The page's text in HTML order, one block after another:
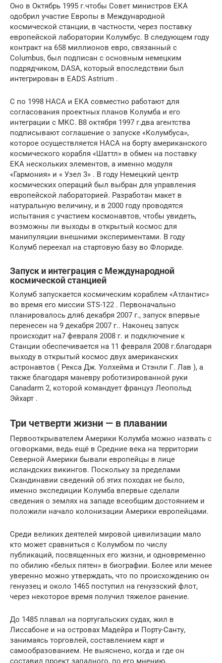
Оно в Октябрь 1995 г.чтобы Совет министров ЕКА
одобрил участие Европы в Международной
космической станции, в частности, через поставку
европейской лаборатории Колумбус. В следующем году
контракт на 658 миллионов евро, связанный с
Columbus, был подписан с основным немецким
подрядчиком, DASA, который впоследствии был
интегрирован в EADS Astrium .
С по 1998 НАСА и ЕКА совместно работают для
согласования проектных планов Колумба и его
интеграции с МКС. В8 октября 1997 г.два агентства
подписывают соглашение о запуске «Колумбуса»,
которое осуществляется НАСА на борту американского
космического корабля «Шаттл» в обмен на поставку
ЕКА нескольких элементов, а именно модуля
«Гармония» и « Узел 3» . В году Немецкий центр
космических операций был выбран для управления
европейской лабораторией. Разработан макет в
натуральную величину, и в 2000 году проводятся
испытания с участием космонавтов, чтобы увидеть,
возможны ли выходы в открытый космос для
манипуляции внешними экспериментами. В году
Колумб переехал на стартовую базу во Флориде.
Запуск и интеграция с Международной
космической станцией
Колумб запускается космическим кораблем «Атлантис»
во время его миссии STS-122 . Первоначально
планировалось для6 декабря 2007 г., запуск впервые
перенесен на 9 декабря 2007 г.. Наконец запуск
происходит на7 февраля 2008 г. и подключение к
Станции обеспечивается на 11 февраля 2008 г.благодаря
выходу в открытый космос двух американских
астронавтов ( Рекса Дж. Уолхейма и Стэнли Г. Лав ), а
также благодаря маневру роботизированной руки
Canadarm 2, которой командует француз Леопольд
Эйхарт .
Три четверти жизни — в плавании
Первооткрывателем Америки Колумба можно назвать с
оговорками, ведь ещё в Средние века на территории
Северной Америки бывали европейцы в лице
исландских викингов. Поскольку за пределами
Скандинавии сведений об этих походах не было,
именно экспедиции Колумба впервые сделали
сведения о землях на западе всеобщим достоянием и
положили начало колонизации Америки европейцами.
Среди великих деятелей мировой цивилизации мало
кто может сравниться с Колумбом по числу
публикаций, посвященных его жизни, и одновременно
по обилию «белых пятен» в биографии. Более или менее
уверенно можно утверждать, что по происхождению он
генуэзец и около 1465 поступил на генуэзский флот,
через некоторое время получил тяжелое ранение.
До 1485 плавал на португальских судах, жил в
Лиссабоне и на островах Мадейра и Порту-Санту,
занимаясь торговлей, составлением карт и
самообразованием. Не выяснено, когда и где он
составил проект западного, по его мнению,